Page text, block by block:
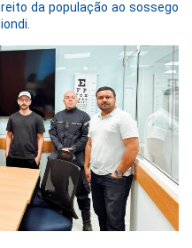
da população ao sossego